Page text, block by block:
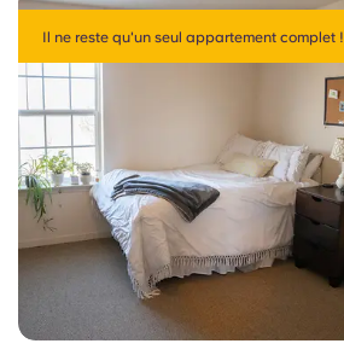
Il ne reste qu'un seul appartement complet !